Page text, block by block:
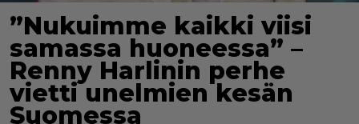
”Nukuimme kaikki viisi
samassa huoneessa” –
Renny Harlinin perhe
vietti unelmien kesän
Suomessa